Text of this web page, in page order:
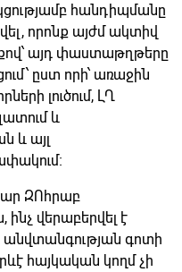
հանդիպմանը
որոնք այժմ ակտիվ
այդ փաստաթղթերը
ըստ որի՝ առաջին
լուծում, ԼՂ
և
և այլ
ԶՈհրաբ
վերաբերվել է
գոտի
հայկական կողմ չի